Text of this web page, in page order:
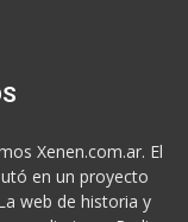
Xenen.com.ar. El
en un proyecto
web de historia y